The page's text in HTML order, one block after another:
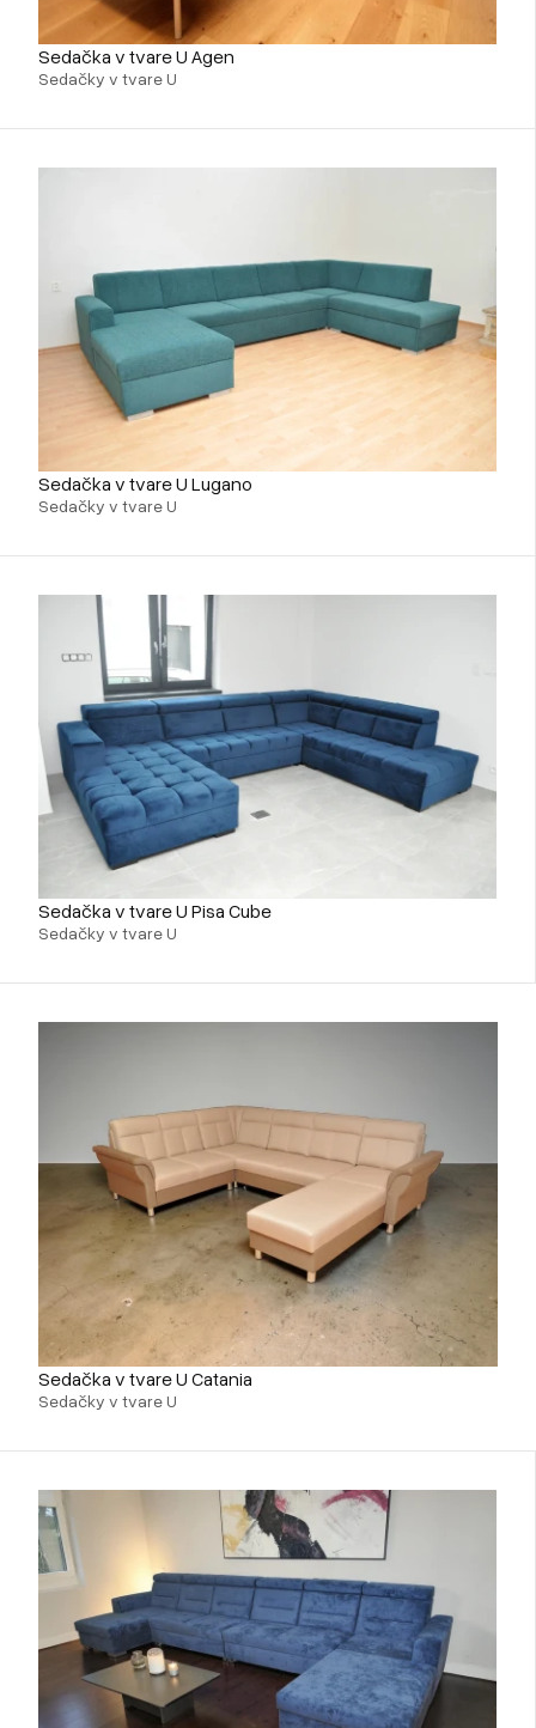
Sedačka v tvare U Agen
Sedačky v tvare U
Sedačka v tvare U Lugano
Sedačky v tvare U
Sedačka v tvare U Pisa Cube
Sedačky v tvare U
Sedačka v tvare U Catania
Sedačky v tvare U